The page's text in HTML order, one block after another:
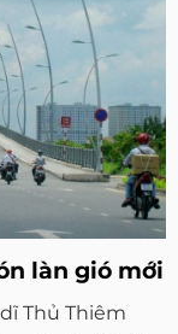
làn gió mới
Thủ Thiêm